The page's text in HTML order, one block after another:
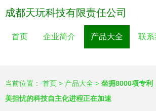
成都天玩科技有限责任公司
首页 企业简介 产品大全 联系
当前位置： 首页 > 产品大全 > 坐拥8000项专利
美担忧的科技自主化进程正在加速